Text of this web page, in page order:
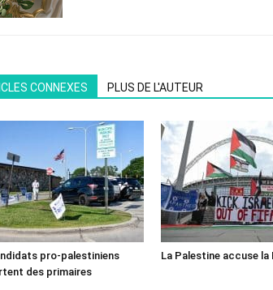
CONNEXES PLUS DE L'AUTEUR
pro-palestiniens
des primaires
La Palestine accuse la